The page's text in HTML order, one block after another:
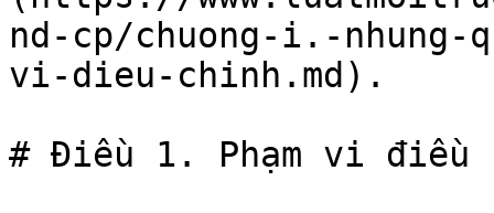
nd-cp/chuong-i.-nhung-
vi-dieu-chinh.md).
# Điều 1. Phạm vi điều